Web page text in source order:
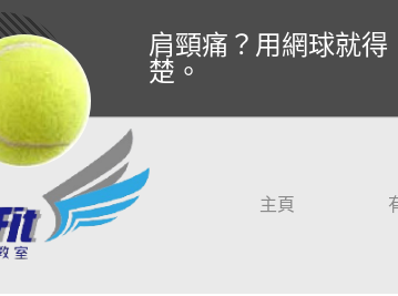
主頁
肩頸痛？用網球就
楚。